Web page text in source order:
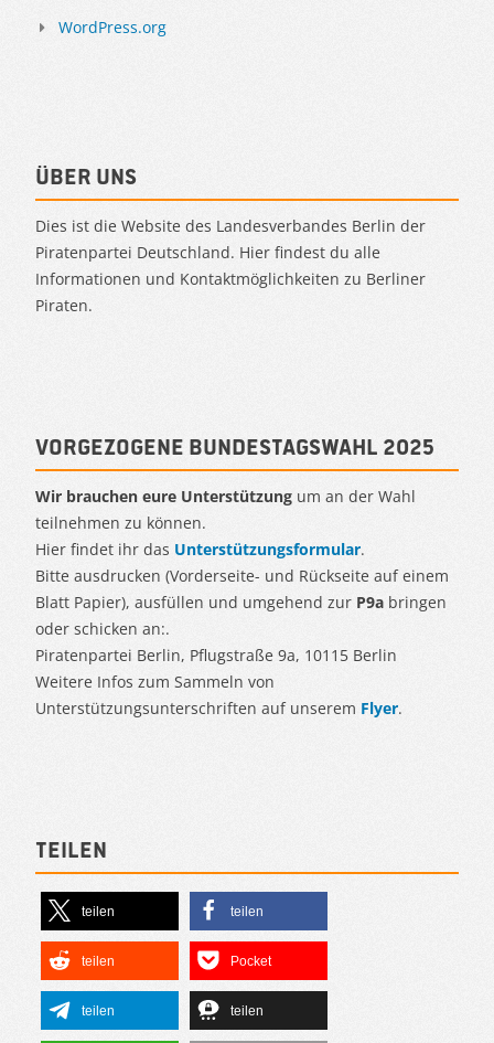
WordPress.org
Über uns
Dies ist die Website des Landesverbandes Berlin der
Piratenpartei Deutschland. Hier findest du alle
Informationen und Kontaktmöglichkeiten zu Berliner
Piraten.
Vorgezogene Bundestagswahl 2025
Wir brauchen eure Unterstützung um an der Wahl
teilnehmen zu können.
Hier findet ihr das Unterstützungsformular.
Bitte ausdrucken (Vorderseite- und Rückseite auf einem
Blatt Papier), ausfüllen und umgehend zur P9a bringen
oder schicken an:.
Piratenpartei Berlin, Pflugstraße 9a, 10115 Berlin
Weitere Infos zum Sammeln von
Unterstützungsunterschriften auf unserem Flyer.
Teilen
teilen teilen
teilen Pocket
teilen teilen